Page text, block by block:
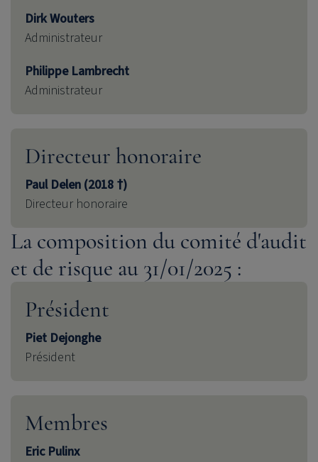
Dirk Wouters
Administrateur
Philippe Lambrecht
Administrateur
Directeur honoraire
Paul Delen (2018 †)
Directeur honoraire
La composition du comité d'audit
et de risque au 31/01/2025 :
Président
Piet Dejonghe
Président
Membres
Eric Pulinx